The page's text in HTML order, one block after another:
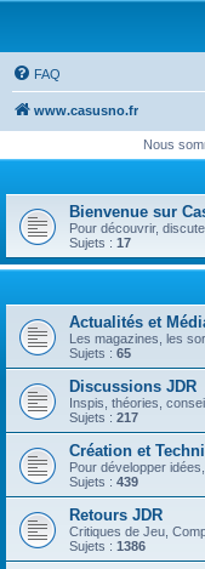
FAQ
www.casusno.fr
Nous
Bienvenue sur
Pour découvrir,
Sujets : 17
Actualités et
Les magazines, les
Sujets : 65
Discussions JDR
Inspis, théories,
Sujets : 217
Création et
Pour développer
Sujets : 439
Retours JDR
Critiques de Jeu,
Sujets : 1386